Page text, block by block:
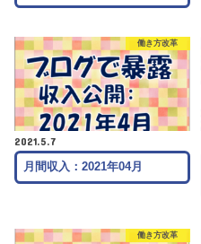
働き方改革
2021.5.7
月間収入：2021年04月
働き方改革